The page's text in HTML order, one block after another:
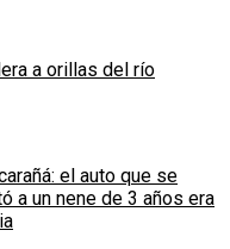
a orillas del río
el auto que se
a un nene de 3 años era